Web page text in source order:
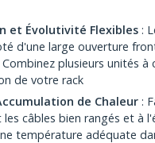
et Évolutivité Flexibles :
d'une large ouverture
plusieurs unités
de votre rack
de Chaleur :
câbles bien rangés et à
température adéquate